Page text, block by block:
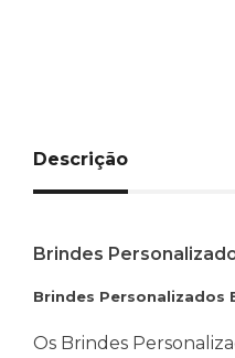
Descrição
Brindes
Brindes Personalizados
Os Brindes